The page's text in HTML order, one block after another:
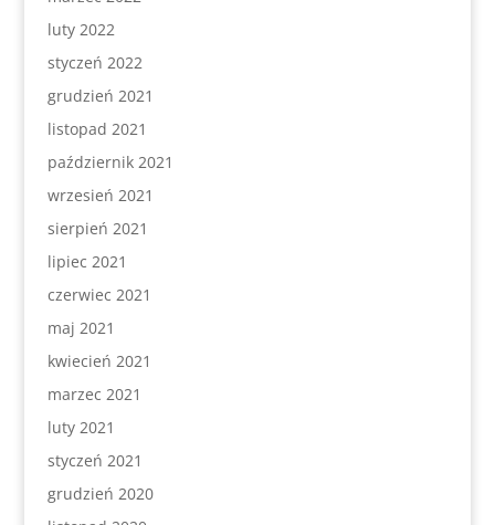
luty 2022
styczeń 2022
grudzień 2021
listopad 2021
październik 2021
wrzesień 2021
sierpień 2021
lipiec 2021
czerwiec 2021
maj 2021
kwiecień 2021
marzec 2021
luty 2021
styczeń 2021
grudzień 2020